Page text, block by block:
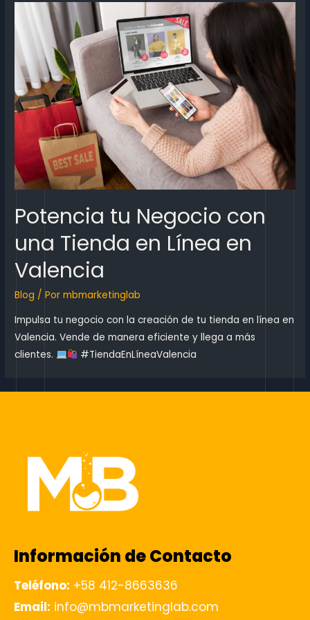
Potencia tu Negocio con
una Tienda en Línea en
Valencia
Blog / Pormbmarketinglab
Impulsa tu negocio con la creación de tu tienda en línea en
Valencia. Vende de manera eficiente y llega a más
clientes.
#TiendaEnLíneaValencia
Información de Contacto
Teléfono: +58 412-8663636
Email: info@mbmarketinglab.com